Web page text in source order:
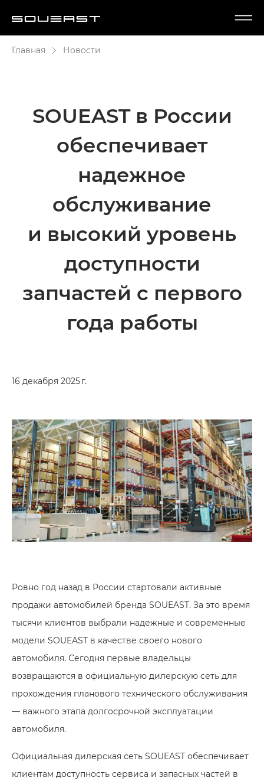
Главная Новости
SOUEAST в России
обеспечивает
надежное
обслуживание
и высокий уровень
доступности
запчастей с первого
года работы
16 декабря 2025 г.
Ровно год назад в России стартовали активные
продажи автомобилей бренда SOUEAST. За это время
тысячи клиентов выбрали надежные и современные
модели SOUEAST в качестве своего нового
автомобиля. Сегодня первые владельцы
возвращаются в официальную дилерскую сеть для
прохождения планового технического обслуживания
— важного этапа долгосрочной эксплуатации
автомобиля.
Официальная дилерская сеть SOUEAST обеспечивает
клиентам доступность сервиса и запасных частей в